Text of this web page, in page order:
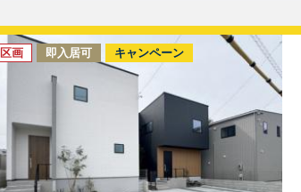
画 即入居可 キャンペーン